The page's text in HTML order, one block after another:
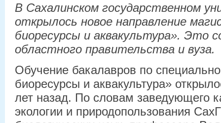
В Сахалинском государственном
открылось новое направление
биоресурсы и аквакультура». Это
областного правительства и вуза.
Обучение бакалавров по
биоресурсы и аквакультура»
лет назад. По словам заведующего
экологии и природопользования